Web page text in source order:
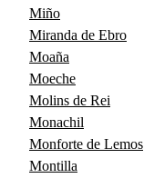
Miño
Miranda de Ebro
Moaña
Moeche
Molins de Rei
Monachil
Monforte de Lemos
Montilla